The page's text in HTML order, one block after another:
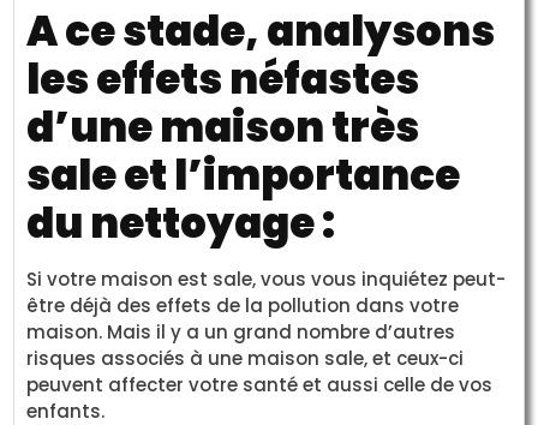
A ce stade, analysons
les effets néfastes
d’une maison très
sale et l’importance
du nettoyage :
Si votre maison est sale, vous vous inquiétez peut-
être déjà des effets de la pollution dans votre
maison. Mais il y a un grand nombre d’autres
risques associés à une maison sale, et ceux-ci
peuvent affecter votre santé et aussi celle de vos
enfants.